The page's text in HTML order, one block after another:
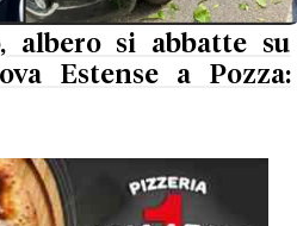
albero si abbatte su
Estense a Pozza: